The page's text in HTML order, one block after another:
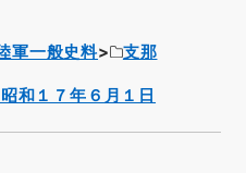
軍一般史料
支那
和１７年６月１日